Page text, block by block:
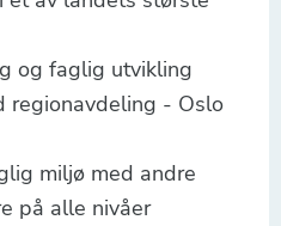
og faglig utvikling
regionavdeling - Oslo
miljø med andre
på alle nivåer